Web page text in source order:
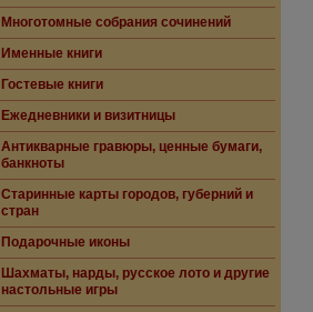
Многотомные собрания сочинений
Именные книги
Гостевые книги
Ежедневники и визитницы
Антикварные гравюры, ценные бумаги,
банкноты
Старинные карты городов, губерний и
стран
Подарочные иконы
Шахматы, нарды, русское лото и другие
настольные игры